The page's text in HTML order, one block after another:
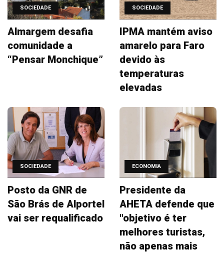
SOCIEDADE
Almargem desafia
comunidade a
“Pensar Monchique”
SOCIEDADE
IPMA mantém aviso
amarelo para Faro
devido às
temperaturas
elevadas
SOCIEDADE
Posto da GNR de
São Brás de Alportel
vai ser requalificado
ECONOMIA
Presidente da
AHETA defende que
"objetivo é ter
melhores turistas,
não apenas mais